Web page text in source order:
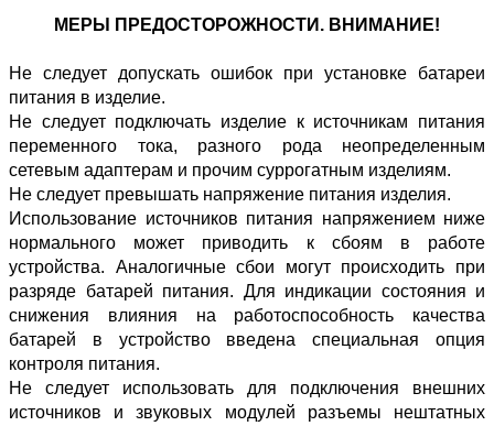
МЕРЫ ПРЕДОСТОРОЖНОСТИ. ВНИМАНИЕ!
Не следует допускать ошибок при установке батареи
питания в изделие.
Не следует подключать изделие к источникам питания
переменного тока, разного рода неопределенным
сетевым адаптерам и прочим суррогатным изделиям.
Не следует превышать напряжение питания изделия.
Использование источников питания напряжением ниже
нормального может приводить к сбоям в работе
устройства. Аналогичные сбои могут происходить при
разряде батарей питания. Для индикации состояния и
снижения влияния на работоспособность качества
батарей в устройство введена специальная опция
контроля питания.
Не следует использовать для подключения внешних
источников и звуковых модулей разъемы нештатных